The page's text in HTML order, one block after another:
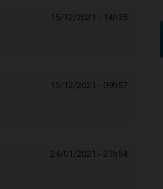
15/12/2021 - 14h35
15/12/2021 - 09h57
24/01/2021 - 21h54